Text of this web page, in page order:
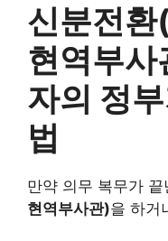
신분전
현역부사
자의 정
법
만약 의무 복무가 끝
현역부사관)을 하거